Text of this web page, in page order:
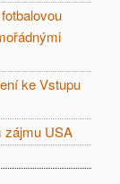
ke Vstupu
zájmu USA